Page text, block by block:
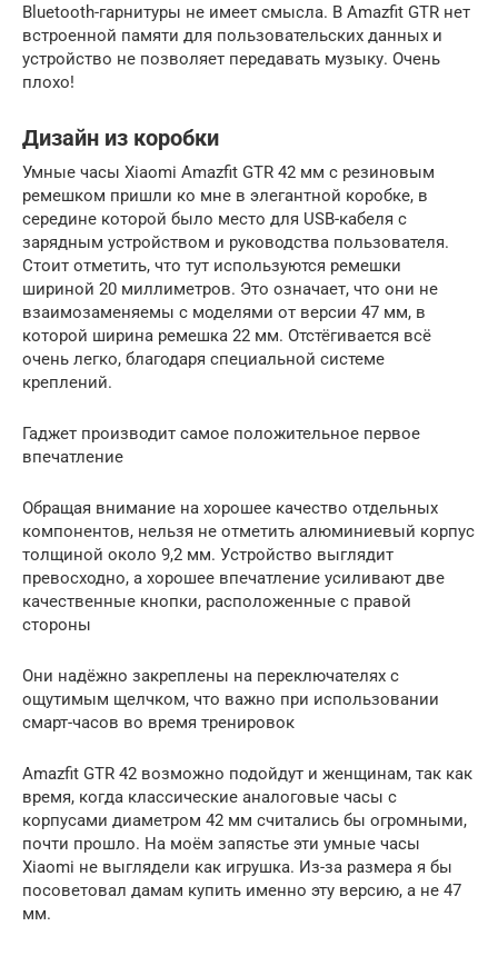
Bluetooth-гарнитуры не имеет смысла. В Amazfit GTR нет
встроенной памяти для пользовательских данных и
устройство не позволяет передавать музыку. Очень
плохо!
Дизайн из коробки
Умные часы Xiaomi Amazfit GTR 42 мм с резиновым
ремешком пришли ко мне в элегантной коробке, в
середине которой было место для USB-кабеля с
зарядным устройством и руководства пользователя.
Стоит отметить, что тут используются ремешки
шириной 20 миллиметров. Это означает, что они не
взаимозаменяемы с моделями от версии 47 мм, в
которой ширина ремешка 22 мм. Отстёгивается всё
очень легко, благодаря специальной системе
креплений.
Гаджет производит самое положительное первое
впечатление
Обращая внимание на хорошее качество отдельных
компонентов, нельзя не отметить алюминиевый корпус
толщиной около 9,2 мм. Устройство выглядит
превосходно, а хорошее впечатление усиливают две
качественные кнопки, расположенные с правой
стороны
Они надёжно закреплены на переключателях с
ощутимым щелчком, что важно при использовании
смарт-часов во время тренировок
Amazfit GTR 42 возможно подойдут и женщинам, так как
время, когда классические аналоговые часы с
корпусами диаметром 42 мм считались бы огромными,
почти прошло. На моём запястье эти умные часы
Xiaomi не выглядели как игрушка. Из-за размера я бы
посоветовал дамам купить именно эту версию, а не 47
мм.